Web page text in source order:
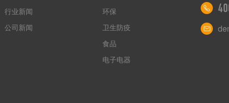
行业新闻
公司新闻
环保
卫生防疫
食品
电子电器